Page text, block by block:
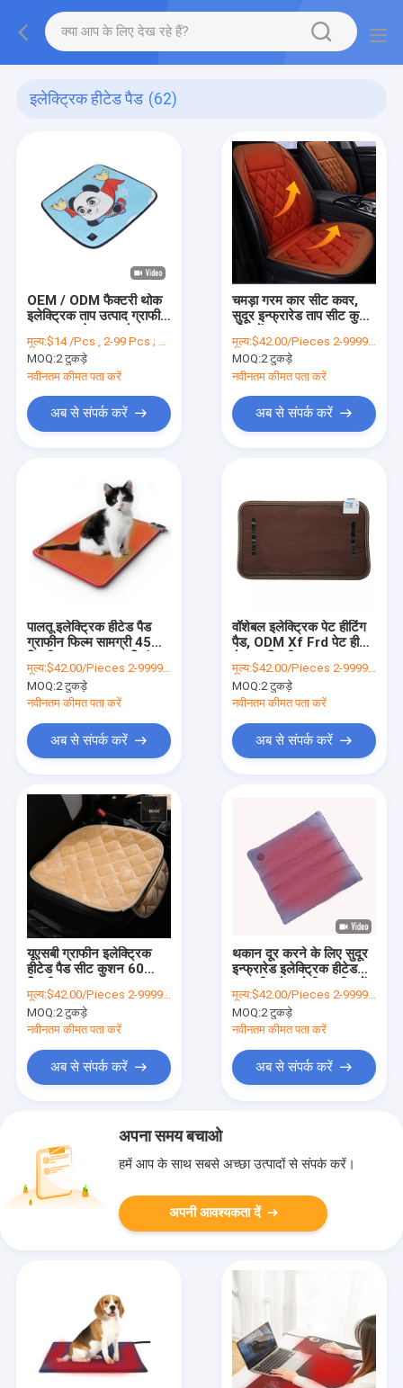
इलेक्ट्रिक हीटेड पैड (62)
OEM / ODM फैक्टरी थोक
इलेक्ट्रिक ताप उत्पाद ग्राफीन
इलेक्ट्रिक ताप कार कुशन पैड
मूल्य:$14 /Pcs , 2-99 Pcs ; $10 /Pcs , 100-999 Pcs ; $7/Pcs , 1000-9999 Pcs
MOQ:2 टुकड़े
नवीनतम कीमत पता करें
अब से संपर्क करें
चमड़ा गरम कार सीट कवर,
सुदूर इन्फ्रारेड ताप सीट कुशन
मूल्य:$42.00/Pieces 2-9999 Pieces
MOQ:2 टुकड़े
नवीनतम कीमत पता करें
अब से संपर्क करें
पालतू इलेक्ट्रिक हीटेड पैड
ग्राफीन फिल्म सामग्री 45
मूल्य:$42.00/Pieces 2-9999 Pieces
MOQ:2 टुकड़े
नवीनतम कीमत पता करें
अब से संपर्क करें
वॉशेबल इलेक्ट्रिक पेट हीटिंग
पैड, ODM Xf Frd पेट हीटेड
मूल्य:$42.00/Pieces 2-9999 Pieces
MOQ:2 टुकड़े
नवीनतम कीमत पता करें
अब से संपर्क करें
यूएसबी ग्राफीन इलेक्ट्रिक
हीटेड पैड सीट कुशन 60
मूल्य:$42.00/Pieces 2-9999 Pieces
MOQ:2 टुकड़े
नवीनतम कीमत पता करें
अब से संपर्क करें
थकान दूर करने के लिए सुदूर
इन्फ्रारेड इलेक्ट्रिक हीटेड
मूल्य:$42.00/Pieces 2-9999 Pieces
MOQ:2 टुकड़े
नवीनतम कीमत पता करें
अब से संपर्क करें
अपना समय बचाओ
हमें आप के साथ सबसे अच्छा उत्पादों से संपर्क करें।
अपनी आवश्यकता दें